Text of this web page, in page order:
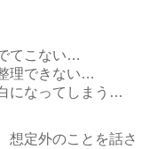
てこない…
理できない…
になってしまう…
想定外のことを話さ